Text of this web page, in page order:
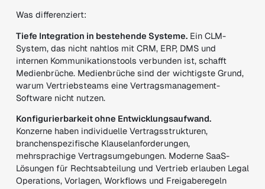
Was differenziert:
Tiefe Integration in bestehende Systeme.Ein CLM-
System, das nicht nahtlos mit CRM, ERP, DMS und
internen Kommunikationstools verbunden ist, schafft
Medienbrüche. Medienbrüche sind der wichtigste Grund,
warum Vertriebsteams eine Vertragsmanagement-
Software nicht nutzen.
Konfigurierbarkeit ohne Entwicklungsaufwand.
Konzerne haben individuelle Vertragsstrukturen,
branchenspezifische Klauselanforderungen,
mehrsprachige Vertragsumgebungen. Moderne SaaS-
Lösungen für Rechtsabteilung und Vertrieb erlauben Legal
Operations, Vorlagen, Workflows und Freigaberegeln